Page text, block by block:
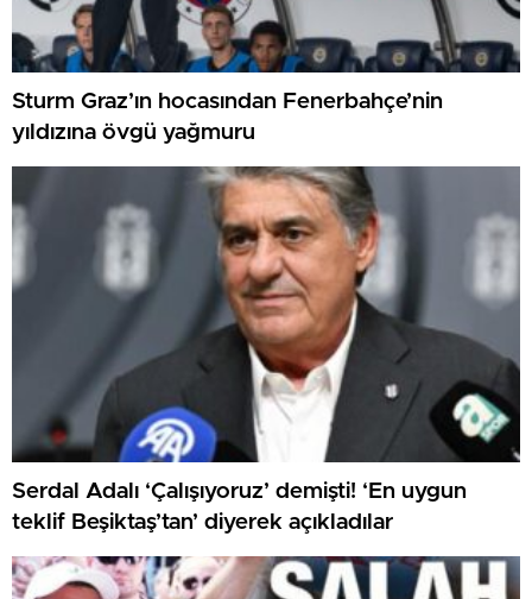
Sturm Graz’ın hocasından Fenerbahçe’nin
yıldızına övgü yağmuru
Serdal Adalı ‘Çalışıyoruz’ demişti! ‘En uygun
teklif Beşiktaş’tan’ diyerek açıkladılar